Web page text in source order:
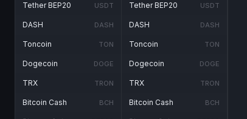
Tether BEP20 USDT
DASH DASH
Toncoin TON
Dogecoin DOGE
TRX TRON
Bitcoin Cash BCH
Tether BEP20 USDT
DASH DASH
Toncoin TON
Dogecoin DOGE
TRX TRON
Bitcoin Cash BCH